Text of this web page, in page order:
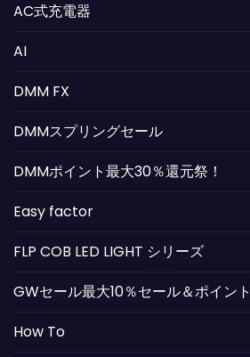
AC式充電器
AI
DMM FX
DMMスプリングセール
DMMポイント最大30％還元祭！
Easy factor
FLP COB LED LIGHT シリーズ
GWセール最大10％セール＆ポイン
How To